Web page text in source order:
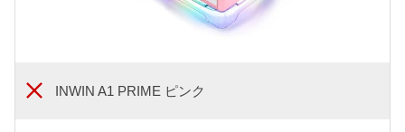
INWIN A1 PRIME ピンク